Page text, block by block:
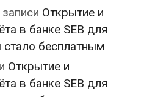
записи Открытие и
в банке SEB для
бесплатным
Открытие и
в банке SEB для